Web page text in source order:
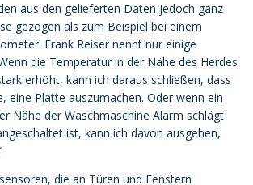
aus den gelieferten Daten jedoch ganz
gezogen als zum Beispiel bei einem
Frank Reiser nennt nur einige
die Temperatur in der Nähe des Herdes
erhöht, kann ich daraus schließen, dass
eine Platte auszumachen. Oder wenn ein
Nähe der Waschmaschine Alarm schlägt
ist, kann ich davon ausgehen,
die an Türen und Fenstern